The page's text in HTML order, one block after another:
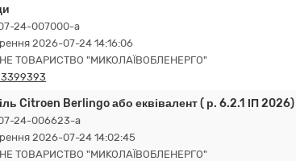
24-007000-a
2026-07-24 14:16:06
ТОВАРИСТВО "МИКОЛАЇВОБЛЕНЕРГО"
Citroen Berlingo або еквівалент ( р. 6.2.1 ІП 2026)
24-006623-a
2026-07-24 14:02:45
ТОВАРИСТВО "МИКОЛАЇВОБЛЕНЕРГО"